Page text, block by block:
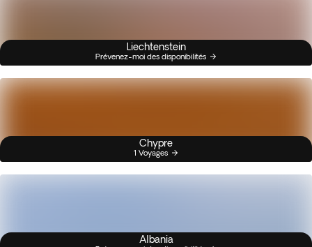
Liechtenstein
Prévenez-moi des disponibilités
Chypre
1 Voyages
Albania